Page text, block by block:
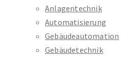
Anlagentechnik
Automatisierung
Gebäudeautomation
Gebäudetechnik